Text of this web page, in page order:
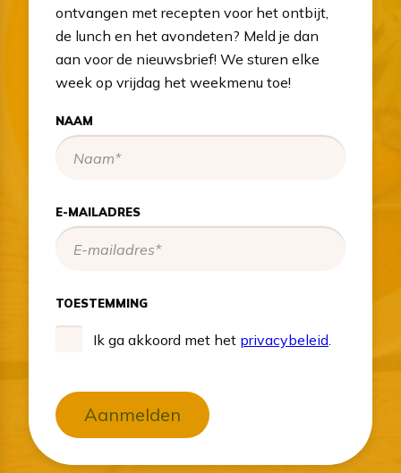
ontvangen met recepten voor het ontbijt,
de lunch en het avondeten? Meld je dan
aan voor de nieuwsbrief! We sturen elke
week op vrijdag het weekmenu toe!
NAAM
E-MAILADRES
TOESTEMMING
Ik ga akkoord met het privacybeleid.
Aanmelden